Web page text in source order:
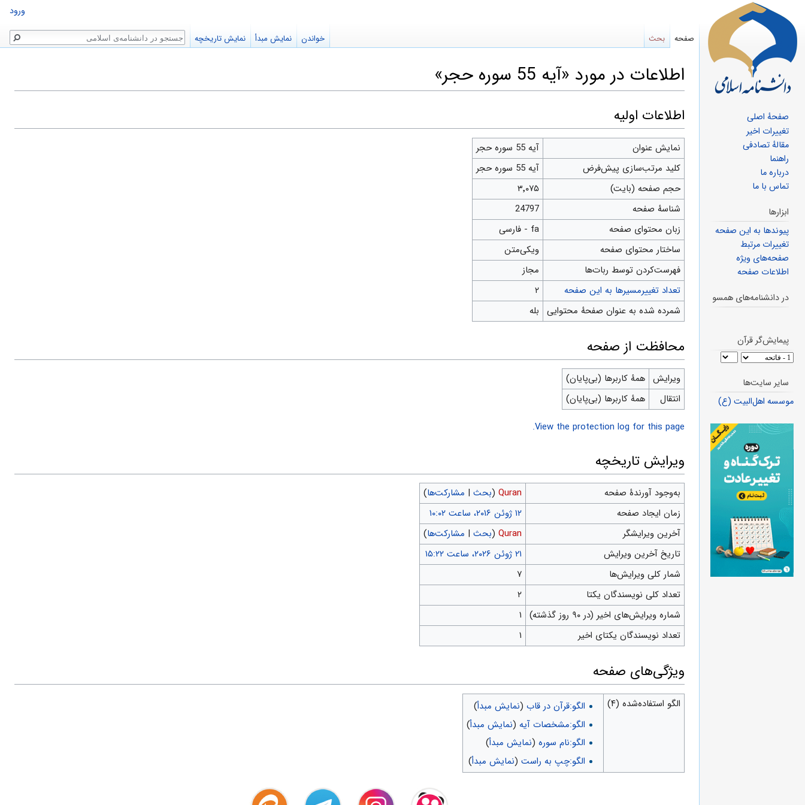
اطلاعات در مورد «آیه 55 سوره حجر»
پرش
به
ناوبری
پرش
به
جستجو
اطلاعات اولیه
نمایش عنوان
آیه 55 سوره حجر
کلید مرتب‌سازی پیش‌فرض
آیه 55 سوره حجر
حجم صفحه (بایت)
۳٬۰۷۵
شناسهٔ صفحه
24797
زبان محتوای صفحه
fa - فارسی
ساختار محتوای صفحه
ویکی‌متن
‌فهرست‌کردن توسط ربات‌ها
مجاز
تعداد تغییرمسیرها به این صفحه
۲
شمرده شده به عنوان صفحهٔ محتوایی بله
محافظت از صفحه
ویرایش همهٔ کاربرها (بی‌پایان)
انتقال
همهٔ کاربرها (بی‌پایان)
View the protection log for this page.
ویرایش تاریخچه
به‌وجود آورندهٔ صفحه Quran
(بحث| مشارکت‌ها)
زمان ایجاد صفحه
آخرین ویرایشگر
Quran
(بحث| مشارکت‌ها)
تاریخ آخرین ویرایش
شمار کلی ویرایش‌ها
۷
تعداد کلی نویسندگان یکتا
۲
شماره ویرایش‌های اخیر (در ۹۰ روز گذشته)
۱
تعداد نویسندگان یکتای اخیر
۱
ويژگی‌های صفحه
الگو استفاده‌شده (۴) الگو:قرآن در قاب(نمایش مبدأ)
الگو:مشخصات آیه(نمایش مبدأ)
الگو:نام سوره(نمایش مبدأ)
الگو:چپ به راست(نمایش مبدأ)
ورود
صفحه بحث خواندن نمایش مبدأ نمایش تاریخچه جستجو
صفحهٔ اصلی
تغییرات اخیر
مقالهٔ تصادفی
راهنما
درباره ما
تماس با ما
ابزارها
پیوندها به این صفحه
تغییرات مرتبط
صفحه‌های ویژه
اطلاعات صفحه
در دانشنامه‌های همسو
پیمایش‌گر قرآن
سایر سایت‌ها
موسسه اهل‌البیت (ع)